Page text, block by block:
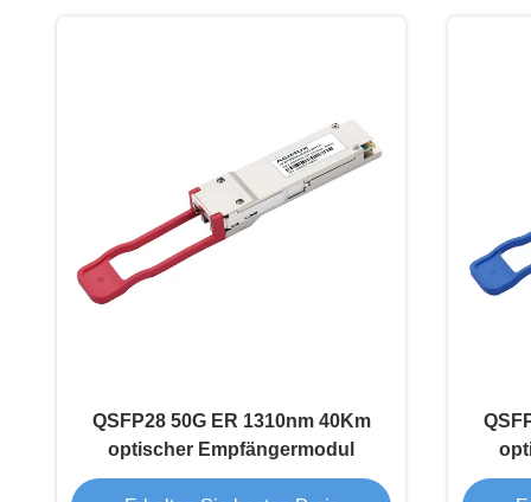
QSFP28 50G ER 1310nm 40Km
optischer Empfängermodul